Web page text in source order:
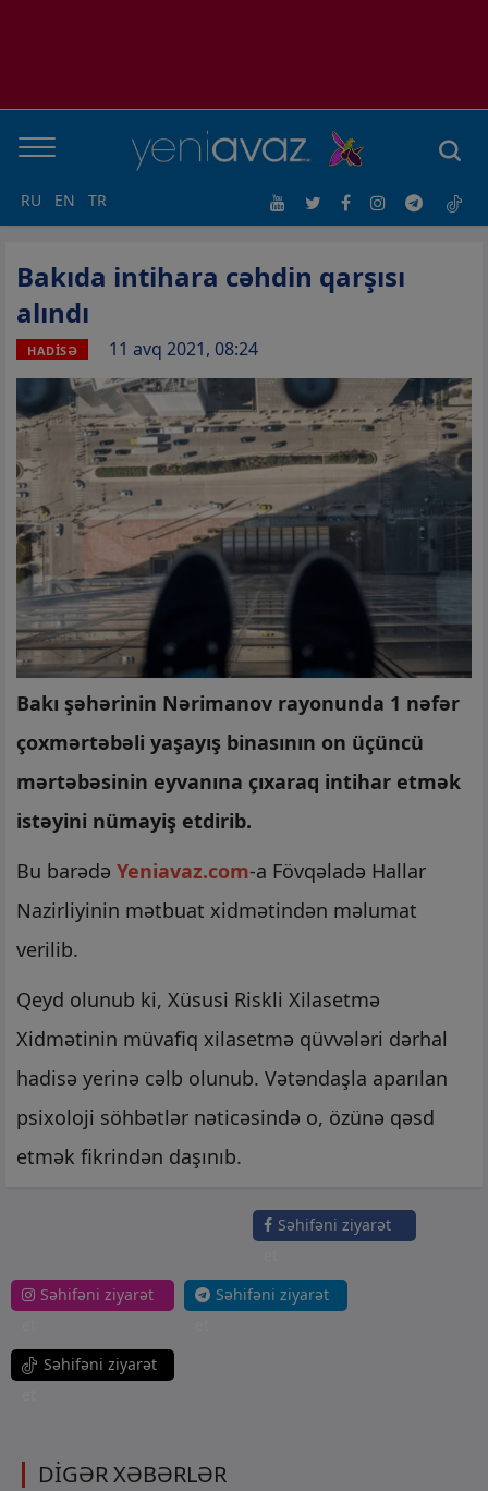
RU EN TR
Bakıda intihara cəhdin qarşısı
alındı
HADİSƏ 11 avq 2021, 08:24
Bakı şəhərinin Nərimanov rayonunda 1 nəfər
çoxmərtəbəli yaşayış binasının on üçüncü
mərtəbəsinin eyvanına çıxaraq intihar etmək
istəyini nümayiş etdirib.
Bu barədə Yeniavaz.com-a Fövqəladə Hallar
Nazirliyinin mətbuat xidmətindən məlumat
verilib.
Qeyd olunub ki, Xüsusi Riskli Xilasetmə
Xidmətinin müvafiq xilasetmə qüvvələri dərhal
hadisə yerinə cəlb olunub. Vətəndaşla aparılan
psixoloji söhbətlər nəticəsində o, özünə qəsd
etmək fikrindən daşınıb.
Səhifəni ziyarət
Səhifəni ziyarət
Səhifəni ziyarət
Səhifəni ziyarət
DİGƏR XƏBƏRLƏR